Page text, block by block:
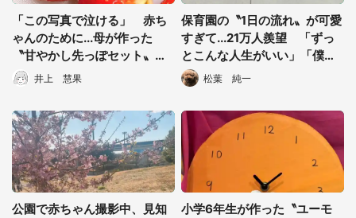
都道府選択
「この写真で泣ける」 赤ち
ゃんのために...母が作った
〝甘やかし先っぽセット〟に
詰まった愛が深すぎる
井上 慧果
保育園の〝1日の流れ〟が可愛
すぎて...21万人羨望 「ずっ
とこんな人生がいい」「僕も
これになりたい」
松葉 純一
公園で赤ちゃん撮影中、見知
小学6年生が作った〝ユーモ